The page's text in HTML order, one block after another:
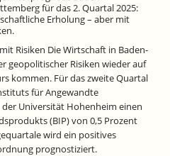
für das 2. Quartal 2025:
Erholung – aber mit
Risiken Die Wirtschaft in Baden-
Risiken wieder auf
kommen. Für das zweite Quartal
für Angewandte
Universität Hohenheim einen
(BIP) von 0,5 Prozent
wird ein positives
prognostiziert.